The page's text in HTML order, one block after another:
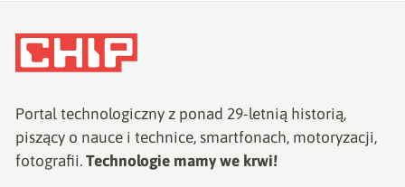
Portal technologiczny z ponad 29-letnią historią,
piszący o nauce i technice, smartfonach, motoryzacji,
fotografii. Technologie mamy we krwi!